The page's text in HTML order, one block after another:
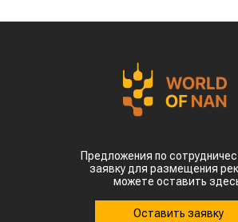
Предложения по
заявку для размещения
можете оставить
Оставить заявку